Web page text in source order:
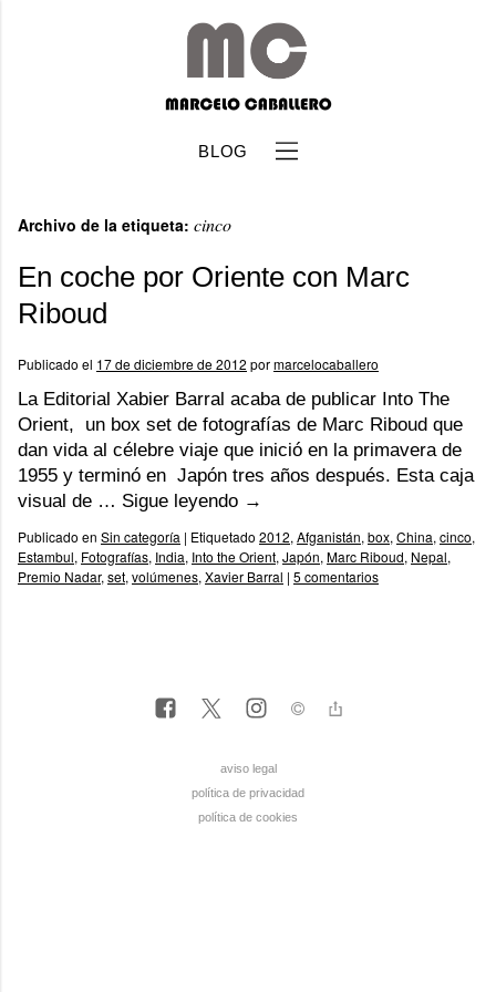
BLOG
Archivo de la etiqueta: cinco
En coche por Oriente con Marc
Riboud
Publicado el 17 de diciembre de 2012 pormarcelocaballero
La Editorial Xabier Barral acaba de publicar Into The
Orient, un box set de fotografías de Marc Riboud que
dan vida al célebre viaje que inició en la primavera de
1955 y terminó en Japón tres años después. Esta caja
visual de … Sigue leyendo →
Publicado en Sin categoría | Etiquetado 2012, Afganistán, box, China, cinco,
Estambul, Fotografías, India, Into the Orient, Japón, Marc Riboud, Nepal,
Premio Nadar, set, volúmenes, Xavier Barral | 5 comentarios
aviso legal
política de privacidad
política de cookies